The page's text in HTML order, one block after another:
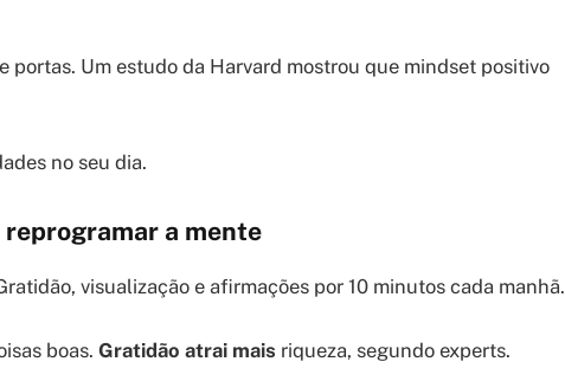
portas. Um estudo da Harvard mostrou que mindset positivo
no seu dia.
a mente
visualização e afirmações por 10 minutos cada manhã.
boas. Gratidão atrai mais riqueza, segundo experts.